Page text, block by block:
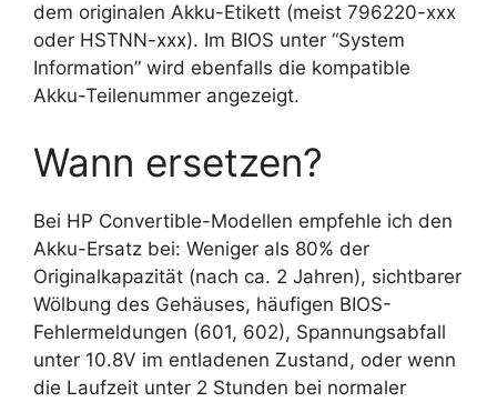
dem originalen Akku-Etikett (meist 796220-xxx
oder HSTNN-xxx). Im BIOS unter “System
Information” wird ebenfalls die kompatible
Akku-Teilenummer angezeigt.
Wann ersetzen?
Bei HP Convertible-Modellen empfehle ich den
Akku-Ersatz bei: Weniger als 80% der
Originalkapazität (nach ca. 2 Jahren), sichtbarer
Wölbung des Gehäuses, häufigen BIOS-
Fehlermeldungen (601, 602), Spannungsabfall
unter 10.8V im entladenen Zustand, oder wenn
die Laufzeit unter 2 Stunden bei normaler